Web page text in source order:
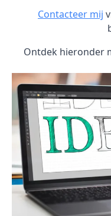
Contacteer mij
Ontdek hieronder